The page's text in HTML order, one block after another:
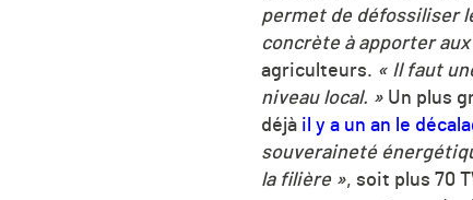
permet de défossiliser
concrète à apporter
agriculteurs. « Il faut
niveau local. » Un plus
déjà il y a un an le
souveraineté
la filière », soit plus 70